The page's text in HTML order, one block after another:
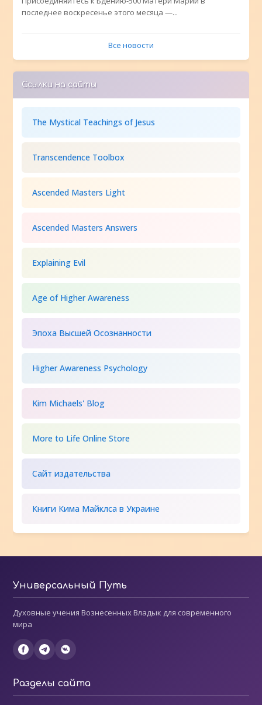
последнее воскресенье этого месяца —...
Все новости
Ссылки на сайты
The Mystical Teachings of Jesus
Transcendence Toolbox
Ascended Masters Light
Ascended Masters Answers
Explaining Evil
Age of Higher Awareness
Эпоха Высшей Осознанности
Higher Awareness Psychology
Kim Michaels' Blog
More to Life Online Store
Сайт издательства
Книги Кима Майклса в Украине
Универсальный Путь
Духовные учения Вознесенных Владык для современного
мира
Разделы сайта